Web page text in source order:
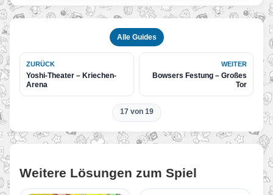
Alle Guides
ZURÜCK
Yoshi-Theater – Kriechen-
Arena
WEITER
Bowsers Festung – Großes
Tor
17 von 19
Weitere Lösungen zum Spiel